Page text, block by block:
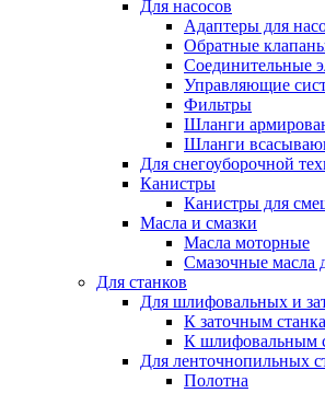
Для насосов
Адаптеры для
Обратные
Соединительные
Управляющие
Фильтры
Шланги
Шланги
Для снегоуборочной
Канистры
Канистры для
Масла и смазки
Масла моторные
Смазочные масла
Для станков
Для шлифовальных и
К заточным
К шлифовальным
Для ленточнопильных
Полотна